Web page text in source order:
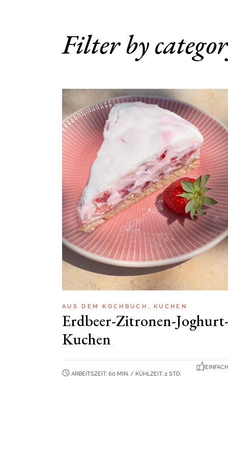
Filter by
AUS DEM KOCHBUCH KUCHEN
Erdbeer-Zitronen-
Kuchen
ARBEITSZEIT: 60 MIN. / KÜHLZEIT: 2 STD.